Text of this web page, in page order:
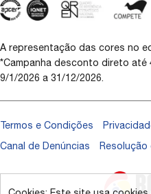
A representação das cores no
*Campanha desconto direto
9/1/2026 a 31/12/2026.
Termos e Condições
Canal de Denúncias Resolução